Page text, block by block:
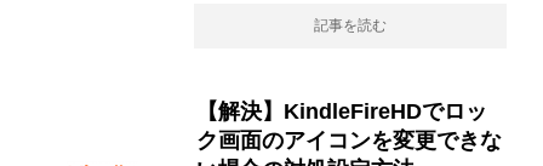
記事を読む
【解決】KindleFireHDでロッ
ク画面のアイコンを変更できな